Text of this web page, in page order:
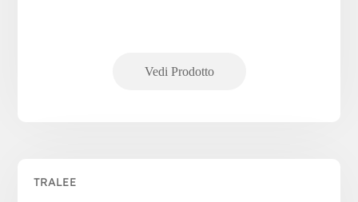
TRALEE